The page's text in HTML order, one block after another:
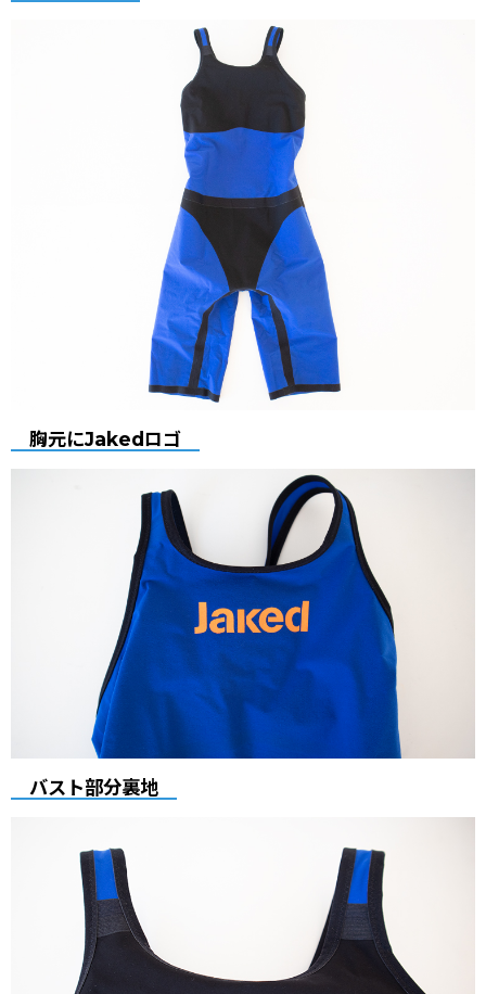
胸元にJakedロゴ
バスト部分裏地